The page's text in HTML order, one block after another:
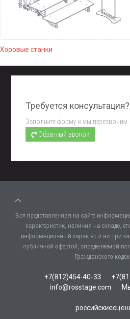
Хоровые станки
Требуется консультация?
Заполните форму и мы перезвоним.
Обратный звонок
Вся представленная на сайте
характеристик, наличия на складе,
информационный характер и ни при
публичной офертой, определяемой
Гражданского
+7(812)454-40-33
info@rosstage.com